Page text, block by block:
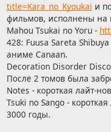
title=Kara_no_Kyoukai и
фильмов, исполнены на
Mahou Tsukai no Yoru -
428: Fuusa Sareta
аниме Canaan.
Decoration Disorder
После 2 томов была
Notes - короткая лайт-
Tsuki no Sango -
3000 годы.